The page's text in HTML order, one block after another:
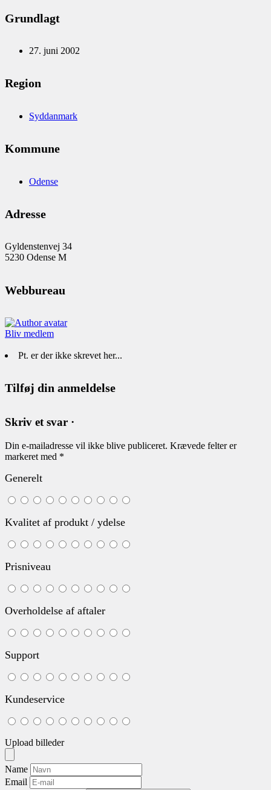
Grundlagt
27. juni 2002
Region
Syddanmark
Kommune
Odense
Adresse
Gyldenstenvej 34
5230 Odense M
Webbureau
Bliv medlem
Pt. er der ikke skrevet her...
Tilføj din anmeldelse
Skriv et svar ·
Din e-mailadresse vil ikke blive publiceret. Krævede felter er
markeret med *
Generelt
Kvalitet af produkt / ydelse
Prisniveau
Overholdelse af aftaler
Support
Kundeservice
Upload billeder
Name
Email